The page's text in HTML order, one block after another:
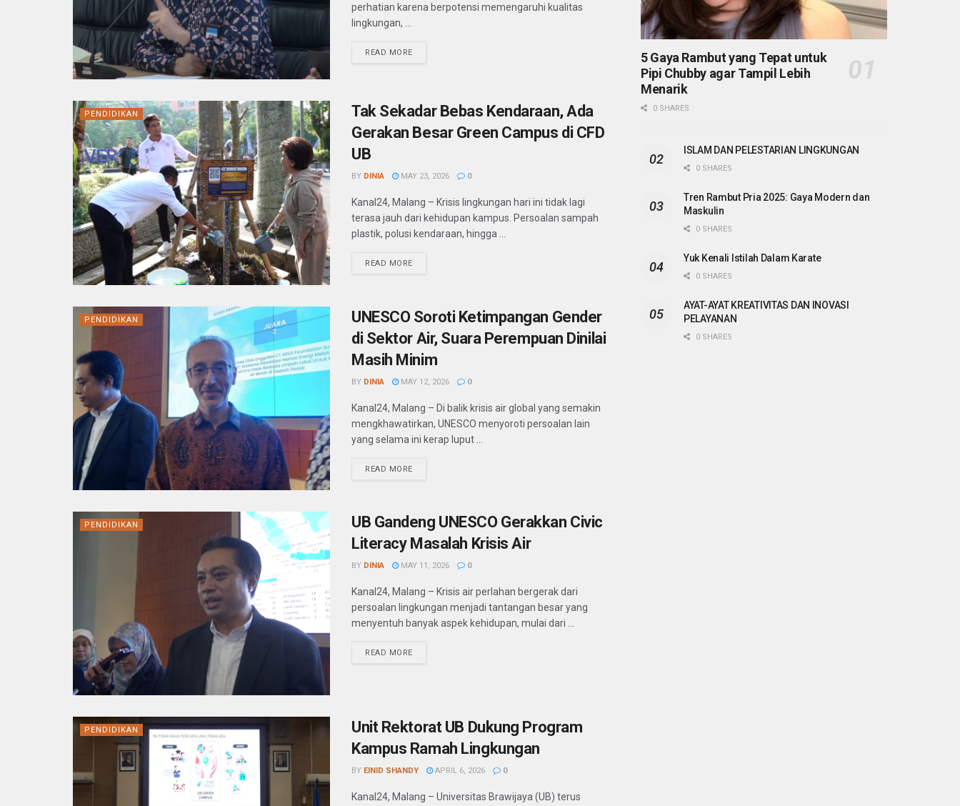
perhatian karena berpotensi memengaruhi kualitas
lingkungan, ...
READ MORE
PENDIDIKAN
Tak Sekadar Bebas Kendaraan, Ada
Gerakan Besar Green Campus di CFD
UB
BY DINIA MAY 23, 2026 0
Kanal24, Malang – Krisis lingkungan hari ini tidak lagi
terasa jauh dari kehidupan kampus. Persoalan sampah
plastik, polusi kendaraan, hingga ...
READ MORE
PENDIDIKAN
UNESCO Soroti Ketimpangan Gender
di Sektor Air, Suara Perempuan Dinilai
Masih Minim
BY DINIA MAY 12, 2026 0
Kanal24, Malang – Di balik krisis air global yang semakin
mengkhawatirkan, UNESCO menyoroti persoalan lain
yang selama ini kerap luput ...
READ MORE
PENDIDIKAN
UB Gandeng UNESCO Gerakkan Civic
Literacy Masalah Krisis Air
BY DINIA MAY 11, 2026 0
Kanal24, Malang – Krisis air perlahan bergerak dari
persoalan lingkungan menjadi tantangan besar yang
menyentuh banyak aspek kehidupan, mulai dari ...
READ MORE
PENDIDIKAN
Unit Rektorat UB Dukung Program
Kampus Ramah Lingkungan
BY EINID SHANDY APRIL 6, 2026 0
Kanal24, Malang – Universitas Brawijaya (UB) terus
5 Gaya Rambut yang Tepat untuk
Pipi Chubby agar Tampil Lebih
Menarik
0 SHARES
ISLAM DAN PELESTARIAN LINGKUNGAN
0 SHARES
Tren Rambut Pria 2025: Gaya Modern dan
Maskulin
0 SHARES
Yuk Kenali Istilah Dalam Karate
0 SHARES
AYAT-AYAT KREATIVITAS DAN INOVASI
PELAYANAN
0 SHARES